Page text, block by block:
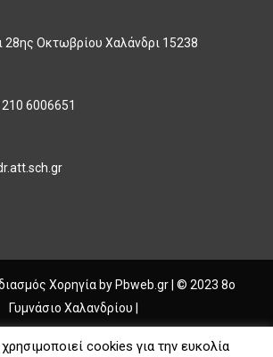
28ης Οκτωβρίου Χαλάνδρι 15238
6006651
Χορηγία byPbweb.gr| © 2023 8ο
Γυμνάσιο Χαλανδρίου |
cookies για την ευκολία